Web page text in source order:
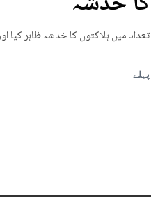
میں ہلاکتوں کا خدشہ ظاہر کیا